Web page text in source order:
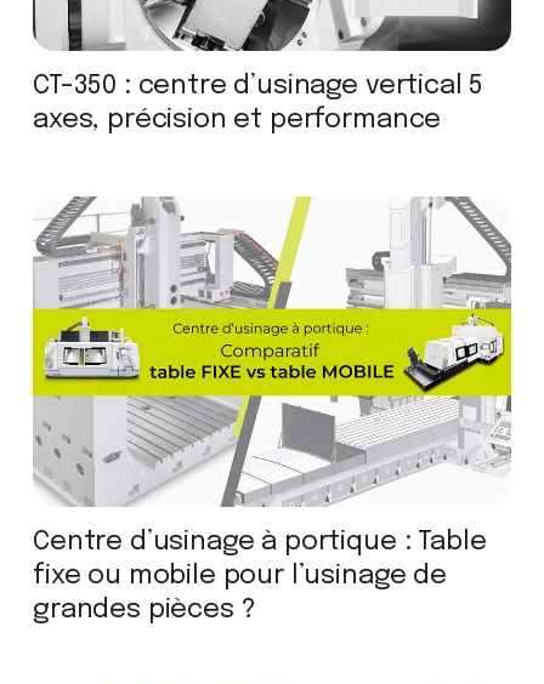
CT-350 : centre d’usinage vertical 5
axes, précision et performance
Centre d’usinage à portique : Table
fixe ou mobile pour l’usinage de
grandes pièces ?